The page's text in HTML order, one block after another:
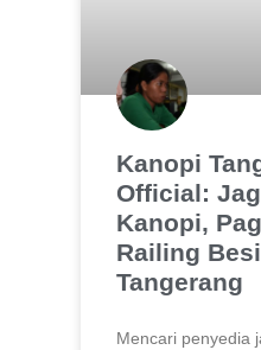
Kanopi
Official:
Kanopi,
Railing
Tangerang
Mencari penyedia